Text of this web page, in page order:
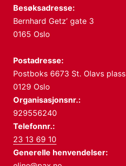
Besøksadresse:
Bernhard Getz’ gate 3
0165 Oslo
Postadresse:
Postboks 6673 St. Olavs plass
0129 Oslo
Organisasjonsnr.:
929556240
Telefonnr.:
23 13 69 10
Generelle henvendelser: